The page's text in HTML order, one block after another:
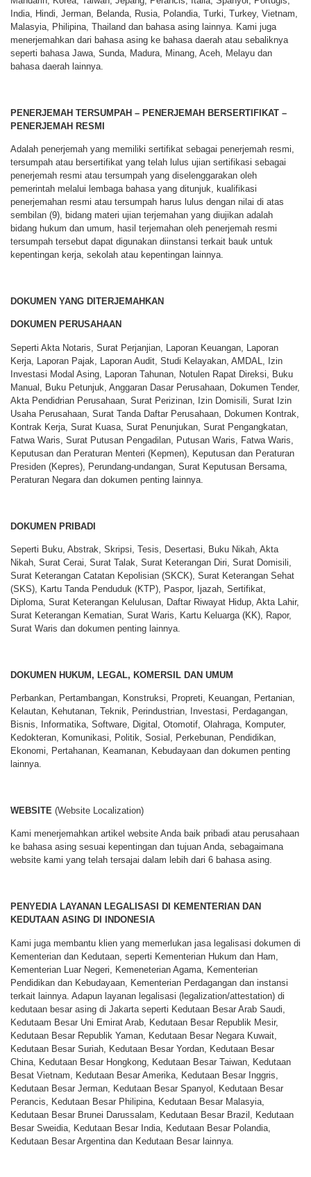
India, Hindi, Jerman, Belanda, Rusia, Polandia, Turki, Turkey, Vietnam,
Malasyia, Philipina, Thailand dan bahasa asing lainnya. Kami juga
menerjemahkan dari bahasa asing ke bahasa daerah atau sebaliknya
seperti bahasa Jawa, Sunda, Madura, Minang, Aceh, Melayu dan
bahasa daerah lainnya.
PENERJEMAH TERSUMPAH – PENERJEMAH BERSERTIFIKAT –
PENERJEMAH RESMI
Adalah penerjemah yang memiliki sertifikat sebagai penerjemah resmi,
tersumpah atau bersertifikat yang telah lulus ujian sertifikasi sebagai
penerjemah resmi atau tersumpah yang diselenggarakan oleh
pemerintah melalui lembaga bahasa yang ditunjuk, kualifikasi
penerjemahan resmi atau tersumpah harus lulus dengan nilai di atas
sembilan (9), bidang materi ujian terjemahan yang diujikan adalah
bidang hukum dan umum, hasil terjemahan oleh penerjemah resmi
tersumpah tersebut dapat digunakan diinstansi terkait bauk untuk
kepentingan kerja, sekolah atau kepentingan lainnya.
DOKUMEN YANG DITERJEMAHKAN
DOKUMEN PERUSAHAAN
Seperti Akta Notaris, Surat Perjanjian, Laporan Keuangan, Laporan
Kerja, Laporan Pajak, Laporan Audit, Studi Kelayakan, AMDAL, Izin
Investasi Modal Asing, Laporan Tahunan, Notulen Rapat Direksi, Buku
Manual, Buku Petunjuk, Anggaran Dasar Perusahaan, Dokumen Tender,
Akta Pendidrian Perusahaan, Surat Perizinan, Izin Domisili, Surat Izin
Usaha Perusahaan, Surat Tanda Daftar Perusahaan, Dokumen Kontrak,
Kontrak Kerja, Surat Kuasa, Surat Penunjukan, Surat Pengangkatan,
Fatwa Waris, Surat Putusan Pengadilan, Putusan Waris, Fatwa Waris,
Keputusan dan Peraturan Menteri (Kepmen), Keputusan dan Peraturan
Presiden (Kepres), Perundang-undangan, Surat Keputusan Bersama,
Peraturan Negara dan dokumen penting lainnya.
DOKUMEN PRIBADI
Seperti Buku, Abstrak, Skripsi, Tesis, Desertasi, Buku Nikah, Akta
Nikah, Surat Cerai, Surat Talak, Surat Keterangan Diri, Surat Domisili,
Surat Keterangan Catatan Kepolisian (SKCK), Surat Keterangan Sehat
(SKS), Kartu Tanda Penduduk (KTP), Paspor, Ijazah, Sertifikat,
Diploma, Surat Keterangan Kelulusan, Daftar Riwayat Hidup, Akta Lahir,
Surat Keterangan Kematian, Surat Waris, Kartu Keluarga (KK), Rapor,
Surat Waris dan dokumen penting lainnya.
DOKUMEN HUKUM, LEGAL, KOMERSIL DAN UMUM
Perbankan, Pertambangan, Konstruksi, Propreti, Keuangan, Pertanian,
Kelautan, Kehutanan, Teknik, Perindustrian, Investasi, Perdagangan,
Bisnis, Informatika, Software, Digital, Otomotif, Olahraga, Komputer,
Kedokteran, Komunikasi, Politik, Sosial, Perkebunan, Pendidikan,
Ekonomi, Pertahanan, Keamanan, Kebudayaan dan dokumen penting
lainnya.
WEBSITE (Website Localization)
Kami menerjemahkan artikel website Anda baik pribadi atau perusahaan
ke bahasa asing sesuai kepentingan dan tujuan Anda, sebagaimana
website kami yang telah tersajai dalam lebih dari 6 bahasa asing.
PENYEDIA LAYANAN LEGALISASI DI KEMENTERIAN DAN
KEDUTAAN ASING DI INDONESIA
Kami juga membantu klien yang memerlukan jasa legalisasi dokumen di
Kementerian dan Kedutaan, seperti Kementerian Hukum dan Ham,
Kementerian Luar Negeri, Kemeneterian Agama, Kementerian
Pendidikan dan Kebudayaan, Kementerian Perdagangan dan instansi
terkait lainnya. Adapun layanan legalisasi (legalization/attestation) di
kedutaan besar asing di Jakarta seperti Kedutaan Besar Arab Saudi,
Kedutaam Besar Uni Emirat Arab, Kedutaan Besar Republik Mesir,
Kedutaan Besar Republik Yaman, Kedutaan Besar Negara Kuwait,
Kedutaan Besar Suriah, Kedutaan Besar Yordan, Kedutaan Besar
China, Kedutaan Besar Hongkong, Kedutaan Besar Taiwan, Kedutaan
Besat Vietnam, Kedutaan Besar Amerika, Kedutaan Besar Inggris,
Kedutaan Besar Jerman, Kedutaan Besar Spanyol, Kedutaan Besar
Perancis, Kedutaan Besar Philipina, Kedutaan Besar Malasyia,
Kedutaan Besar Brunei Darussalam, Kedutaan Besar Brazil, Kedutaan
Besar Sweidia, Kedutaan Besar India, Kedutaan Besar Polandia,
Kedutaan Besar Argentina dan Kedutaan Besar lainnya.